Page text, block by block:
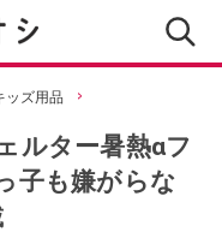
ッズ用品
ルター暑熱αフ
子も嫌がらな